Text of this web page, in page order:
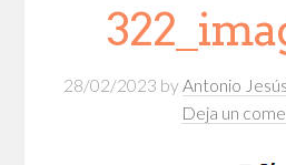
28/02/2023 by Antonio
Deja un